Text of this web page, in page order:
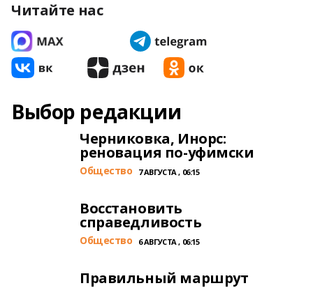
Читайте нас
Выбор редакции
Черниковка, Инорс:
реновация по-уфимски
Общество 7 АВГУСТА , 06:15
Восстановить
справедливость
Общество 6 АВГУСТА , 06:15
Правильный маршрут